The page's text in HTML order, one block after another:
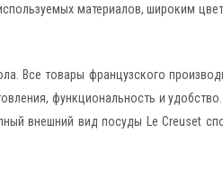
материалов, широким
Все товары французского
функциональность и
внешний вид посуды Le Creuset